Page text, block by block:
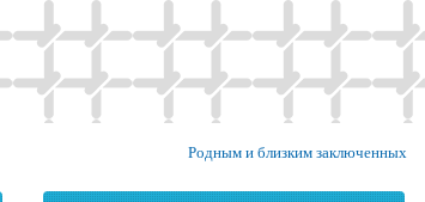
Родным и близким заключенных